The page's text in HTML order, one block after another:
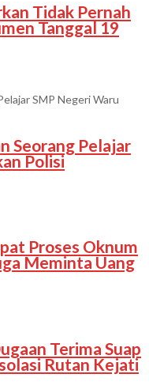
Tidak Pernah
Tanggal 19
Seorang Pelajar
Polisi
Proses Oknum
Meminta Uang
Terima Suap
Rutan Kejati